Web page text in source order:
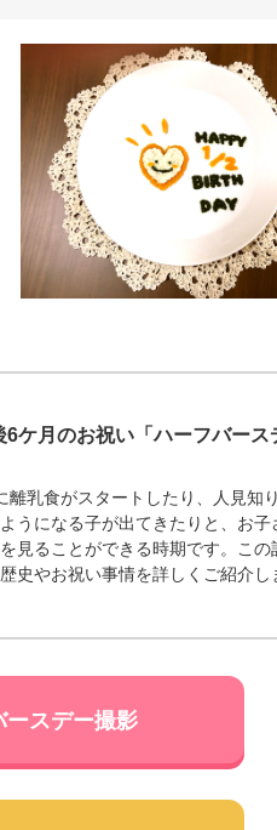
6ケ月のお祝い「ハーフバース
離乳食がスタートしたり、人見知
うになる子が出てきたりと、お子
見ることができる時期です。この
史やお祝い事情を詳しくご紹介し
ースデー撮影